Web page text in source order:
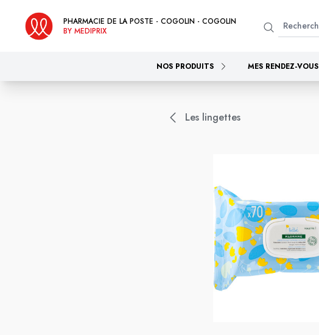
PHARMACIE DE LA POSTE - COGOLIN - COGOLIN
BY MEDIPRIX
NOS PRODUITS MES RENDEZ-VOUS
Les lingettes